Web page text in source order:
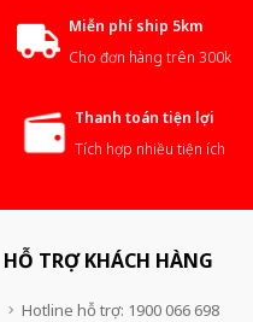
Miễn phí ship 5km
Cho đơn hàng trên 300k
Thanh toán tiện lợi
Tích hợp nhiều tiện ích
HỖ TRỢ KHÁCH HÀNG
Hotline hỗ trợ: 1900 066 698